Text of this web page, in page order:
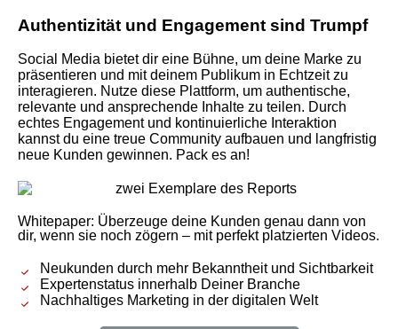
Authentizität und Engagement sind Trumpf
Social Media bietet dir eine Bühne, um deine Marke zu
präsentieren und mit deinem Publikum in Echtzeit zu
interagieren. Nutze diese Plattform, um authentische,
relevante und ansprechende Inhalte zu teilen. Durch
echtes Engagement und kontinuierliche Interaktion
kannst du eine treue Community aufbauen und langfristig
neue Kunden gewinnen. Pack es an!
Whitepaper: Überzeuge deine Kunden genau dann von
dir, wenn sie noch zögern – mit perfekt platzierten Videos.
Neukunden durch mehr Bekanntheit und Sichtbarkeit
Expertenstatus innerhalb Deiner Branche
Nachhaltiges Marketing in der digitalen Welt